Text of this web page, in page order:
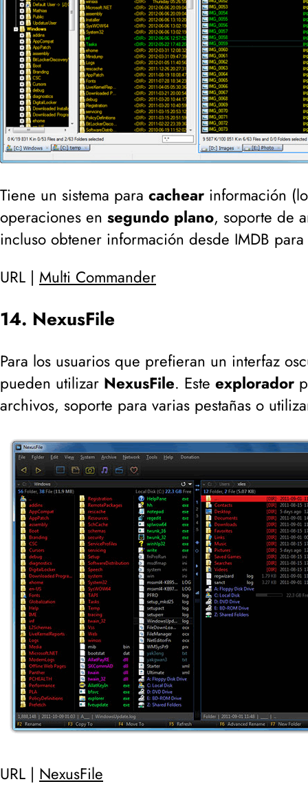
Tiene un sistema para cachear información (
operaciones en segundo plano, soporte de
incluso obtener información desde IMDB
URL | Multi Commander
14. NexusFile
Para los usuarios que prefieran un interfaz
pueden utilizar NexusFile. Este explorador
archivos, soporte para varias pestañas o
URL | NexusFile